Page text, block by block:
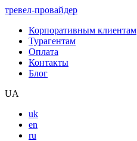
тревел-провайдер
Корпоративным клиентам
Турагентам
Оплата
Контакты
Блог
UA
uk
en
ru